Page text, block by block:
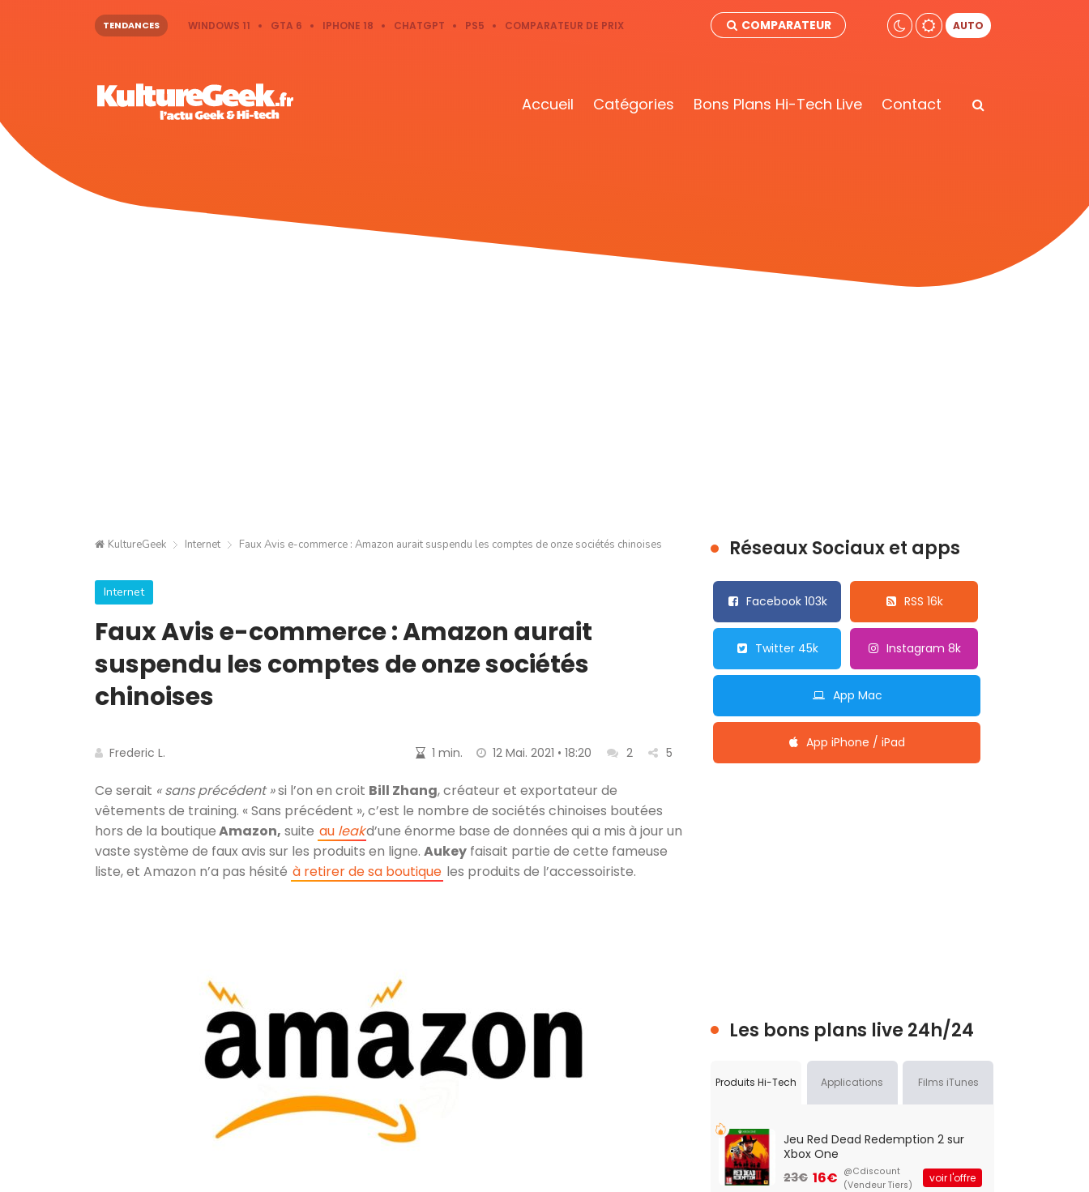
TENDANCES WINDOWS 11 GTA 6 IPHONE 18 CHATGPT PS5 COMPARATEUR DE PRIX COMPARATEUR AUTO
Accueil Catégories Bons Plans Hi-Tech Live Contact
KultureGeek Internet Faux Avis e-commerce : Amazon aurait suspendu les comptes de onze sociétés chinoises
Internet
Faux Avis e-commerce : Amazon aurait
suspendu les comptes de onze sociétés
chinoises
Frederic L. 1 min. 12 Mai. 2021 • 18:20 2 5
Ce serait « sans précédent »si l’on en croit Bill Zhang, créateur et exportateur de
vêtements de training. « Sans précédent », c’est le nombre de sociétés chinoises boutées
hors de la boutiqueAmazon, suite au leakd’une énorme base de données qui a mis à jour un
vaste système de faux avis sur les produits en ligne. Aukey faisait partie de cette fameuse
liste, et Amazon n’a pas hésité à retirer de sa boutique les produits de l’accessoiriste.
Réseaux Sociaux et apps
Facebook 103k RSS 16k
Twitter 45k Instagram 8k
App Mac
App iPhone / iPad
Les bons plans live 24h/24
Produits Hi-Tech Applications Films iTunes
Jeu Red Dead Redemption 2 sur
Xbox One
23€ 16€ @Cdiscount
(Vendeur Tiers)
voir l'offre